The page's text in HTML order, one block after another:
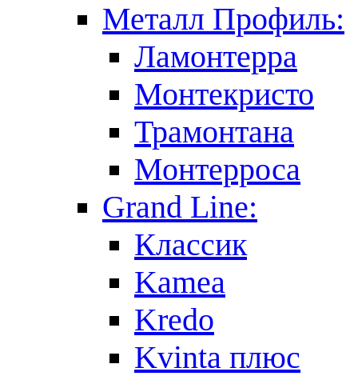
Металл Профиль:
Ламонтерра
Монтекристо
Трамонтана
Монтерроса
Grand Line:
Классик
Kamea
Kredo
Kvinta плюс